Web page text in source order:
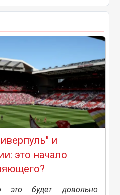
и
это начало
это будет довольно